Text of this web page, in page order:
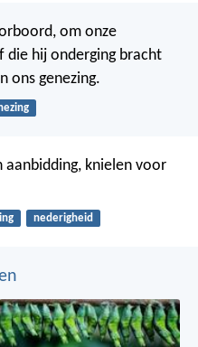
om onze
die hij onderging bracht
ons genezing.
aanbidding, knielen voor
nederigheid